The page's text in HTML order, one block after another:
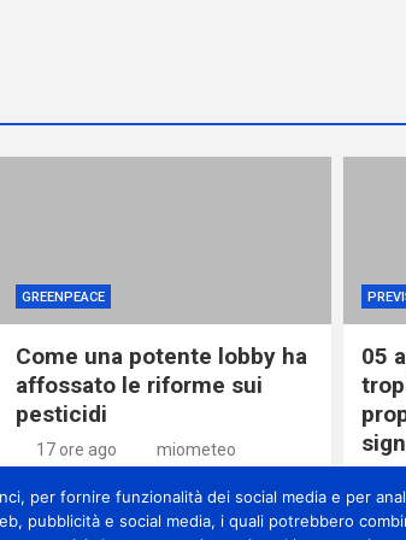
GREENPEACE
Come una potente lobby ha
affossato le riforme sui
pesticidi
17 ore ago miometeo
05
per fornire funzionalità dei social media e per
pubblicità e social media, i quali potrebbero